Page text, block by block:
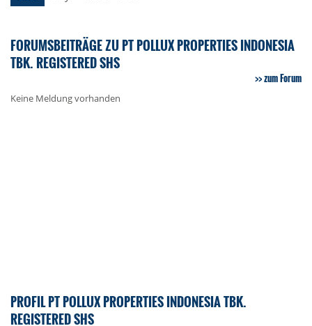
FORUMSBEITRÄGE ZU PT POLLUX PROPERTIES INDONESIA
TBK. REGISTERED SHS
zum Forum
Keine Meldung vorhanden
PROFIL PT POLLUX PROPERTIES INDONESIA TBK.
REGISTERED SHS